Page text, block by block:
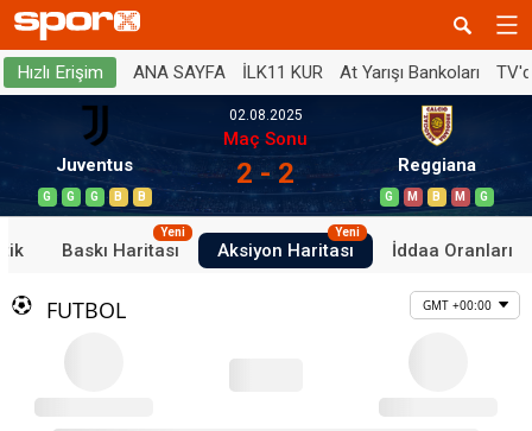
Hızlı Erişim ANA SAYFA İLK11 KUR At Yarışı Bankoları
Juventus
G G G B B
02.08.2025
Maç Sonu
2 - 2 Reggiana
G M B M G
Baskı Haritası
Yeni
Aksiyon Haritası
Yeni
İddaa Oranları
FUTBOL GMT +00:00